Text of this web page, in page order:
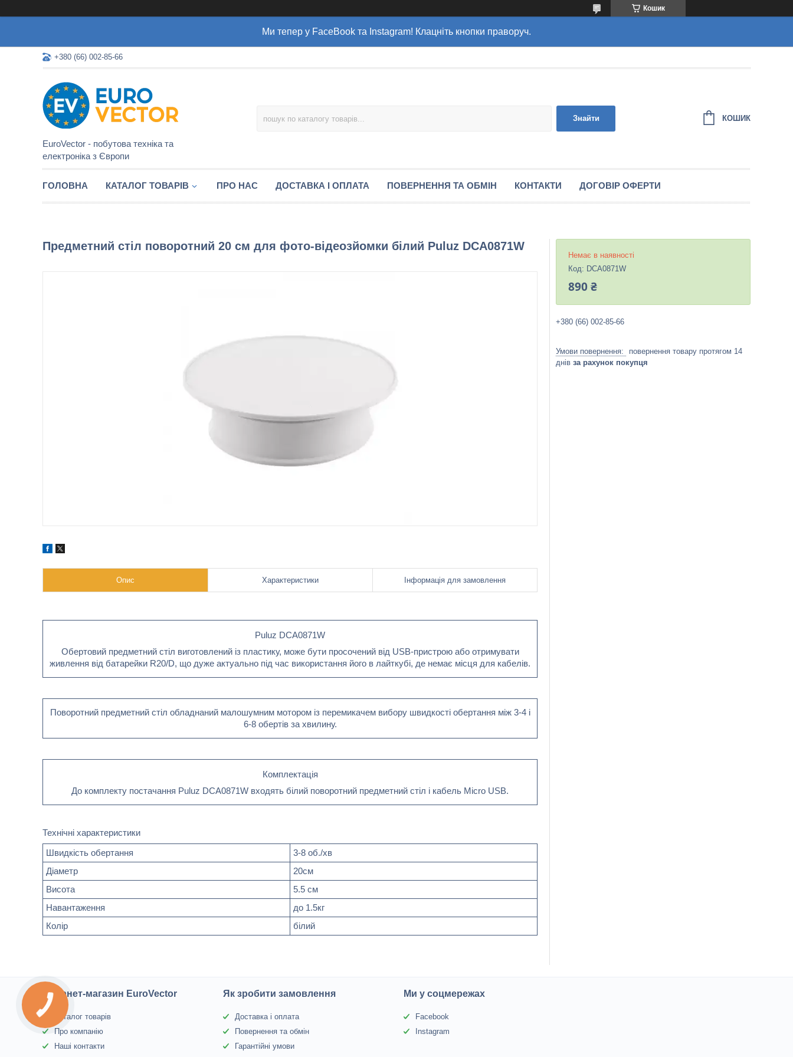
Кошик
Ми тепер у FaceBook та Instagram! Клацніть кнопки праворуч.
+380 (66) 002-85-66
EuroVector - побутова техніка та
електроніка з Європи
Знайти КОШИК
ГОЛОВНА КАТАЛОГ ТОВАРІВ ПРО НАС ДОСТАВКА І ОПЛАТА ПОВЕРНЕННЯ ТА ОБМІН КОНТАКТИ ДОГОВІР ОФЕРТИ
Предметний стіл поворотний 20 см для фото-відеозйомки білий Puluz DCA0871W
Опис Характеристики Інформація для замовлення
Puluz DCA0871W
Обертовий предметний стіл виготовлений із пластику, може бути просочений від USB-пристрою або отримувати
живлення від батарейки R20/D, що дуже актуально під час використання його в лайткубі, де немає місця для кабелів.
Поворотний предметний стіл обладнаний малошумним мотором із перемикачем вибору швидкості обертання між 3-4 і
6-8 обертів за хвилину.
Комплектація
До комплекту постачання Puluz DCA0871W входять білий поворотний предметний стіл і кабель Micro USB.
Технічні характеристики
Швидкість обертання
3-8 об./хв
Діаметр
20см
Висота
5.5 см
Навантаження
до 1.5кг
Колір
білий
Немає в наявності
Код: DCA0871W
890 ₴
+380 (66) 002-85-66
повернення товару протягом 14
днів за рахунок покупця
Інтернет-магазин EuroVector
Каталог товарів
Про компанію
Наші контакти
Як зробити замовлення
Доставка і оплата
Повернення та обмін
Гарантійні умови
Ми у соцмережах
Facebook
Instagram
КНОПКА
ЗВ'ЯЗКУ